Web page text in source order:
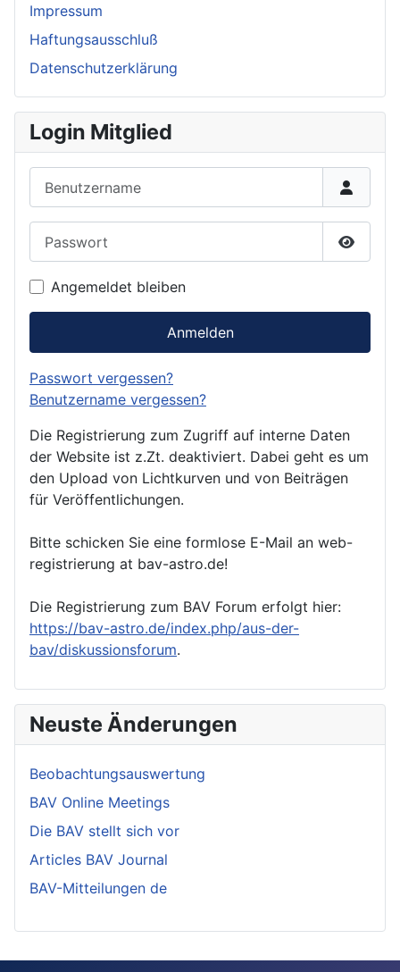
Impressum
Haftungsausschluß
Datenschutzerklärung
Login Mitglied
Angemeldet bleiben
Anmelden
Passwort vergessen?
Benutzername vergessen?
Die Registrierung zum Zugriff auf interne Daten
der Website ist z.Zt. deaktiviert. Dabei geht es um
den Upload von Lichtkurven und von Beiträgen
für Veröffentlichungen.
Bitte schicken Sie eine formlose E-Mail an web-
registrierung at bav-astro.de!
Die Registrierung zum BAV Forum erfolgt hier:
https://bav-astro.de/index.php/aus-der-
bav/diskussionsforum.
Neuste Änderungen
Beobachtungsauswertung
BAV Online Meetings
Die BAV stellt sich vor
Articles BAV Journal
BAV-Mitteilungen de